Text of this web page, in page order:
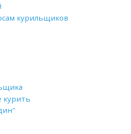
курильщиков
курить